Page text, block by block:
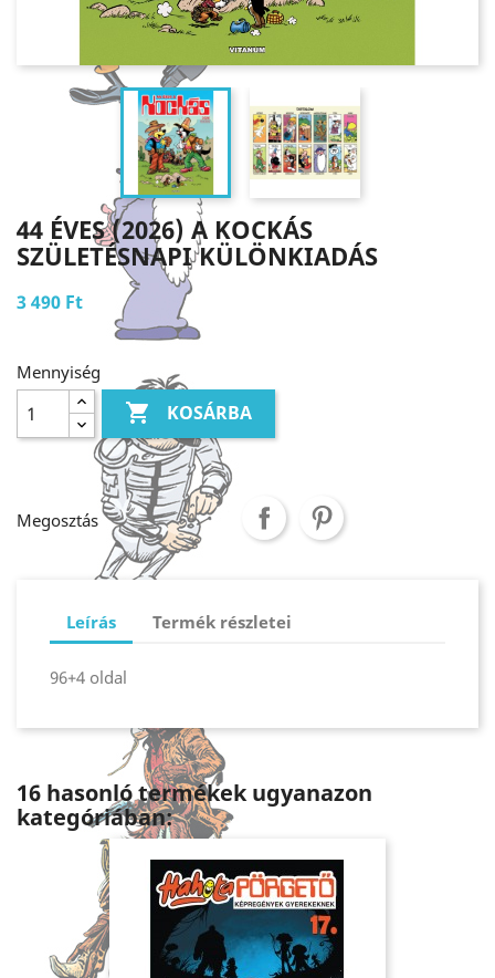
44 ÉVES (2026) A KOCKÁS
SZÜLETÉSNAPI KÜLÖNKIADÁS
3 490 Ft
Mennyiség
 KOSÁRBA
Megosztás
Leírás Termék részletei
96+4 oldal
16 hasonló termékek ugyanazon
kategóriában: